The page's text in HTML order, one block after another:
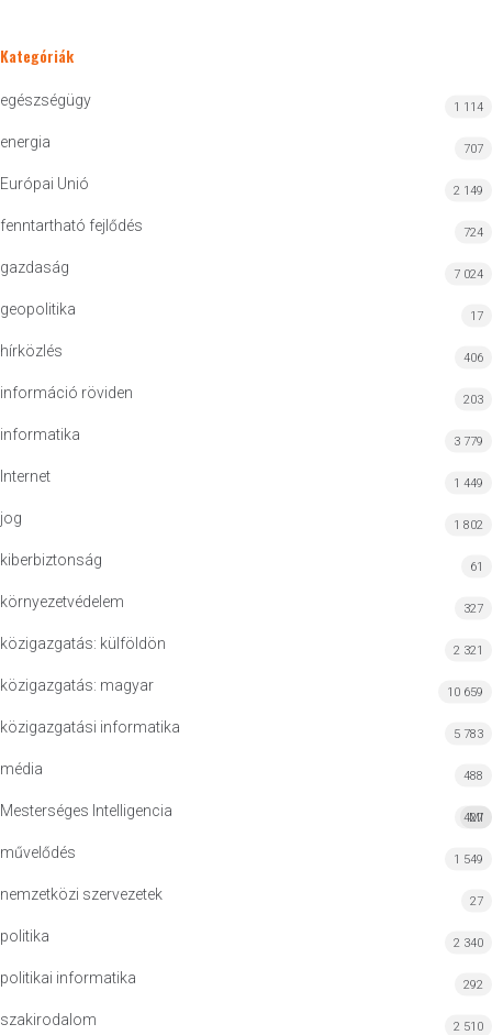
Kategóriák
egészségügy 1 114
energia 707
Európai Unió 2 149
fenntartható fejlődés 724
gazdaság 7 024
geopolitika 17
hírközlés 406
információ röviden 203
informatika 3 779
Internet 1 449
jog 1 802
kiberbiztonság 61
környezetvédelem 327
közigazgatás: külföldön 2 321
közigazgatás: magyar 10 659
közigazgatási informatika 5 783
média 488
Mesterséges Intelligencia MI
427
művelődés 1 549
nemzetközi szervezetek 27
politika 2 340
politikai informatika 292
szakirodalom 2 510